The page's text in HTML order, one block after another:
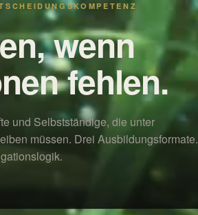
wenn
fehlen.
und Selbstständige, die unter
müssen. Drei Ausbildungsformate.